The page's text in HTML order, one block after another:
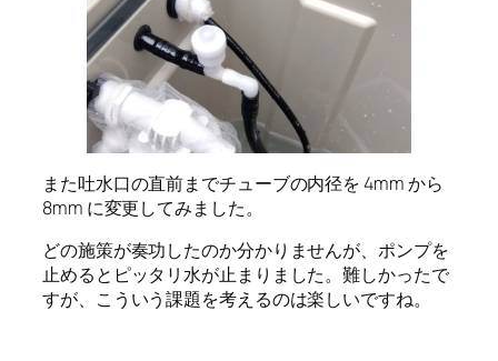
また吐水口の直前までチューブの内径を 4mm から
8mm に変更してみました。
どの施策が奏功したのか分かりませんが、ポンプを
止めるとピッタリ水が止まりました。難しかったで
すが、こういう課題を考えるのは楽しいですね。